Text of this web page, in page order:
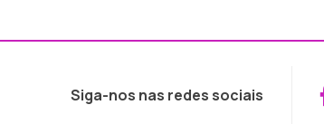
Siga-nos nas redes sociais